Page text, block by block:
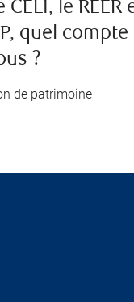
CELI, le REER
quel
?
de patrimoine